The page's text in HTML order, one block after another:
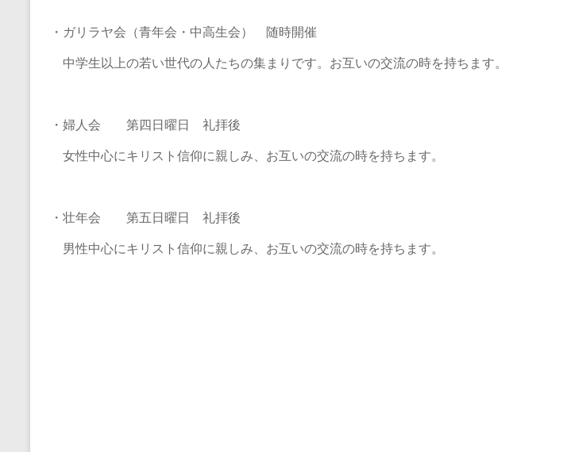
・ガリラヤ会（青年会・中高生会） 随時開催
中学生以上の若い世代の人たちの集まりです。お互いの交流の時を持ちます。
・婦人会 第四日曜日 礼拝後
女性中心にキリスト信仰に親しみ、お互いの交流の時を持ちます。
・壮年会 第五日曜日 礼拝後
男性中心にキリスト信仰に親しみ、お互いの交流の時を持ちます。